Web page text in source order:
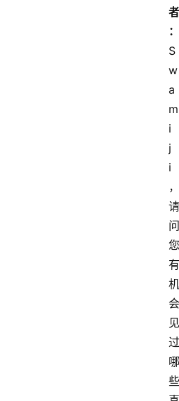
者
：
S
w
a
m
i
j
i
，
请
问
您
有
机
会
见
过
哪
些